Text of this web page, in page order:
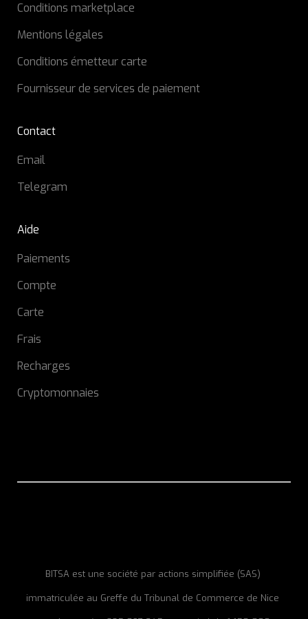
Conditions marketplace
Mentions légales
Conditions émetteur carte
Fournisseur de services de paiement
Contact
Email
Telegram
Aide
Paiements
Compte
Carte
Frais
Recharges
Cryptomonnaies
BITSA est une société par actions simplifiée (SAS)
immatriculée au Greffe du Tribunal de Commerce de Nice